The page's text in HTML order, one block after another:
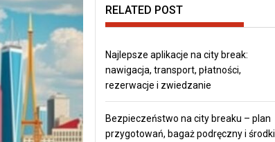
RELATED POST
Najlepsze aplikacje na city break:
nawigacja, transport, płatności,
rezerwacje i zwiedzanie
Bezpieczeństwo na city breaku – plan
przygotowań, bagaż podręczny i środki